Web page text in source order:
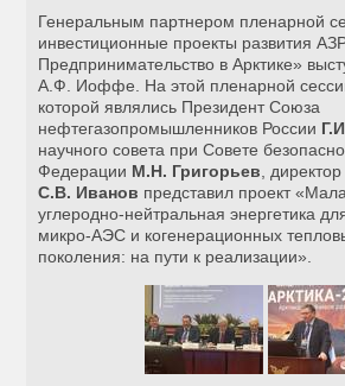
Генеральным партнером пленарной
инвестиционные проекты развития
Предпринимательство в Арктике»
А.Ф. Иоффе. На этой пленарной
которой являлись Президент Союза
нефтегазопромышленников России
научного совета при Совете
Федерации М.Н. Григорьев ,
С.В. Иванов представил проект
углеродно-нейтральная энергетика
микро-АЭС и когенерационных
поколения: на пути к реализации».